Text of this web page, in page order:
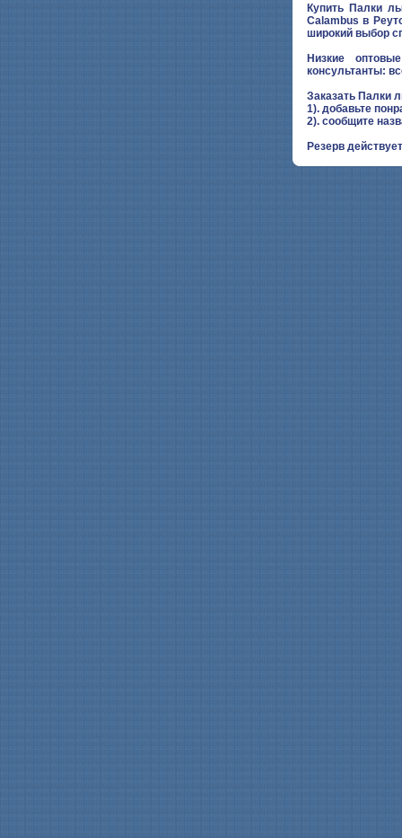
Купить Палки
Calambus в
широкий выбор
Низкие
консультанты:
Заказать Палки
1). добавьте
2). сообщите
Резерв